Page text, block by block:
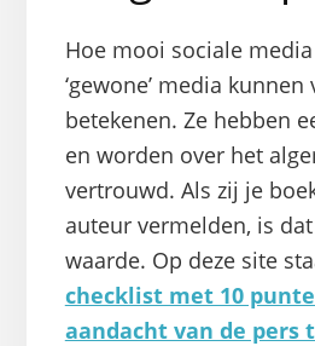
Hoe mooi sociale
‘gewone’ media
betekenen. Ze hebben
en worden over het
vertrouwd. Als zij je
auteur vermelden, is
waarde. Op deze site
checklist met 10
aandacht van de pers